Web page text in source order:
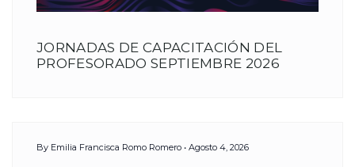
JORNADAS DE CAPACITACIÓN DEL
PROFESORADO SEPTIEMBRE 2026
By Emilia Francisca Romo Romero Agosto 4, 2026